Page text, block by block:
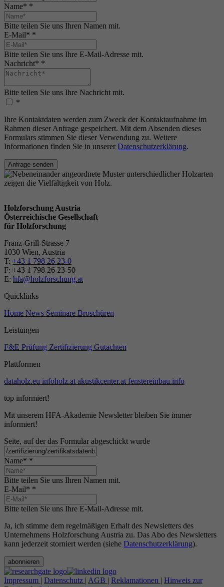
Name* *
Bitte teilen Sie uns Ihren Namen mit.
E-Mail* *
Bitte teilen Sie uns Ihre E-Mail-Adresse mit.
Nachricht* *
Bitte teilen Sie uns Ihre Nachricht mit.
*
Ihre Kontaktdaten werden zum Zweck der Kontaktaufnahme im
Rahmen dieser Anfrage gespeichert. Mit dem Absenden dieses
Formulars stimmen Sie dieser Verwendung zu. Weitere
Informationen finden Sie in unserer Datenschutzerklärung.
Anfrage senden
Holzforschung Austria
Österreichische Gesellschaft
für Holzforschung
Franz-Grill-Strasse 7
1030 Wien, Austria
T: +43 1 798 26 23-0
​​F: +43 1 798 26 23-50
E: hfa@holzforschung.at
Quicklinks
Home News Seminare Broschüren
Leistungen
F&E Prüfung Zertifizierung Gutachten
Plattformen
dataholz.eu infoholz.at akustikcenter.at fenstereinbau.info
top informiert!
Mit unserem HFA-Akademie Newsletter bleiben Sie immer
informiert!
Seite, auf der das Formular abgeschickt wurde
Name* *
Bitte teilen Sie uns Ihren Namen mit.
E-Mail* *
Bitte teilen Sie uns Ihre E-Mail-Adresse mit.
Ja, ich stimme dem regelmäßigen Erhalt des Newsletters des
Unternehmens Holzforschung Austria zu. Das Abo des Newsletters
kann jederzeit storniert werden (siehe Datenschutzerklärung).
abonnieren
Impressum | Datenschutz | AGB | Reklamationen | Hinweis zur